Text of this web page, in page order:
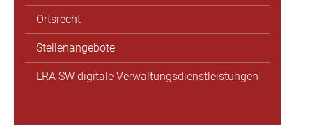
Ortsrecht
Stellenangebote
LRA SW digitale Verwaltungsdienstleistungen